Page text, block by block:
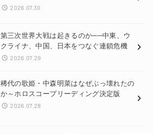
2026.07.30
第三次世界大戦は起きるのか──中東、ウ
クライナ、中国、日本をつなぐ連鎖危機
2026.07.29
稀代の歌姫・中森明菜はなぜぶっ壊れたの
か～ホロスコープリーディング決定版
2026.07.28